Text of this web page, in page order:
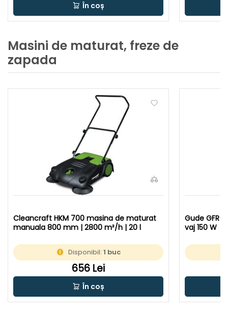
În coș
Masini de maturat, freze de
zapada
Cleancraft HKM 700 masina de maturat
manuala 800 mm | 2800 m²/h | 20 l
Disponibil: 1 buc
656 Lei
În coș
Gude GFR
vaj 150 W